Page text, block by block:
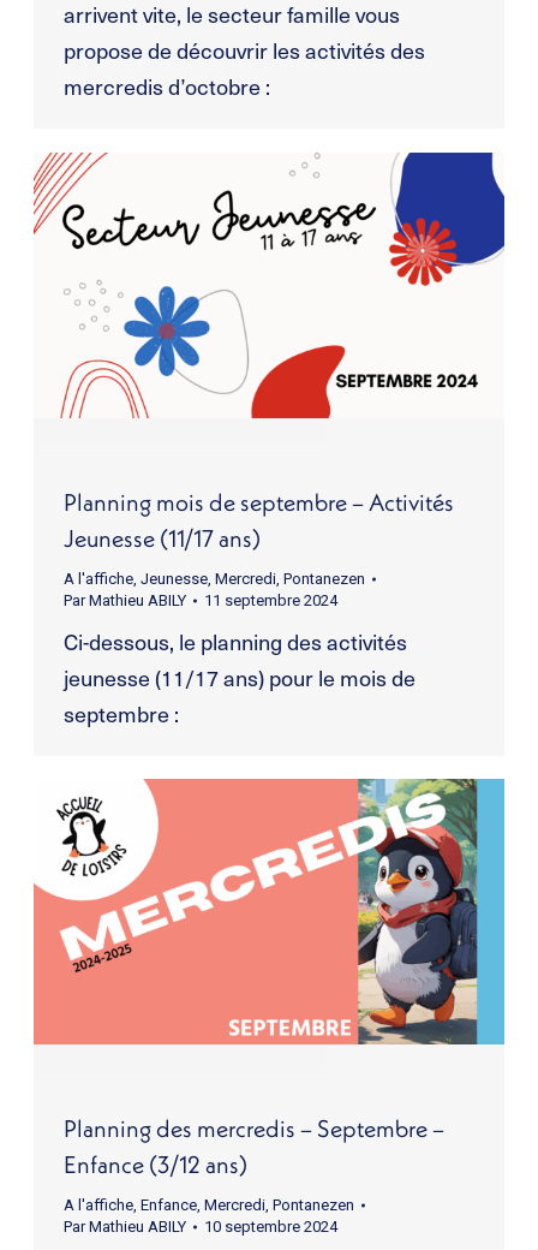
arrivent vite, le secteur famille vous
propose de découvrir les activités des
mercredis d’octobre :
Planning mois de septembre – Activités
Jeunesse (11/17 ans)
A l'affiche, Jeunesse, Mercredi, Pontanezen
ParMathieu ABILY 11 septembre 2024
Ci-dessous, le planning des activités
jeunesse (11/17 ans) pour le mois de
septembre :
Planning des mercredis – Septembre –
Enfance (3/12 ans)
A l'affiche, Enfance, Mercredi, Pontanezen
ParMathieu ABILY 10 septembre 2024